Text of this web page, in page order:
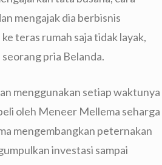
mengajak dia berbisnis
teras rumah saja tidak layak,
pria Belanda.
menggunakan setiap waktunya
oleh Meneer Mellema seharga
mengembangkan peternakan
investasi sampai